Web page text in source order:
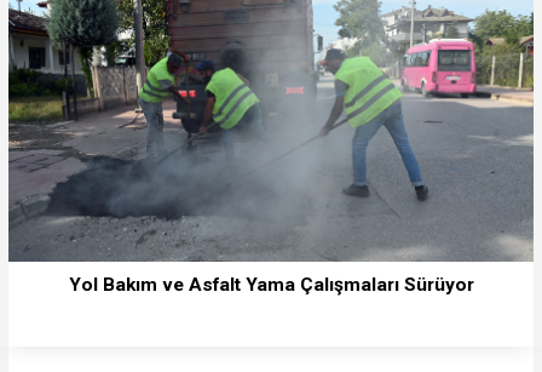
Yol Bakım ve Asfalt Yama Çalışmaları Sürüyor